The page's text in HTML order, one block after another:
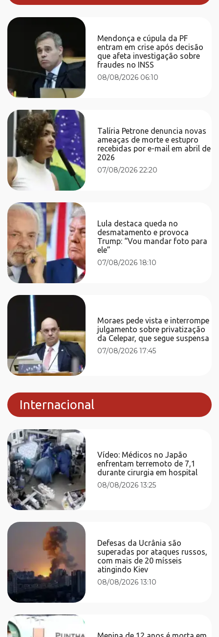
Mendonça e cúpula da PF
entram em crise após decisão
que afeta investigação sobre
fraudes no INSS
08/08/2026 06:10
Talíria Petrone denuncia novas
ameaças de morte e estupro
recebidas por e-mail em abril de
2026
07/08/2026 22:20
Lula destaca queda no
desmatamento e provoca
Trump: “Vou mandar foto para
ele”
07/08/2026 18:10
Moraes pede vista e interrompe
julgamento sobre privatização
da Celepar, que segue suspensa
07/08/2026 17:45
Internacional
Vídeo: Médicos no Japão
enfrentam terremoto de 7,1
durante cirurgia em hospital
08/08/2026 13:25
Defesas da Ucrânia são
superadas por ataques russos,
com mais de 20 mísseis
atingindo Kiev
08/08/2026 13:10